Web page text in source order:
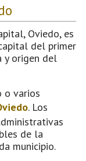
Oviedo, es
del primer
y origen del
o varios
. Los
de la
municipio.